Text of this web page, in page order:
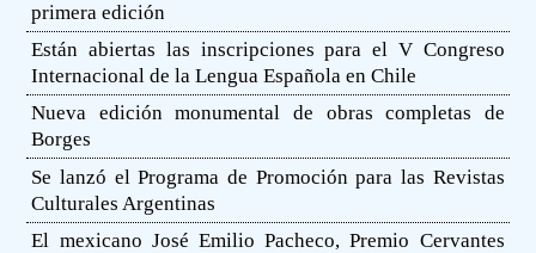
primera edición
Están abiertas las inscripciones para el V Congreso
Internacional de la Lengua Española en Chile
Nueva edición monumental de obras completas de
Borges
Se lanzó el Programa de Promoción para las Revistas
Culturales Argentinas
El mexicano José Emilio Pacheco, Premio Cervantes